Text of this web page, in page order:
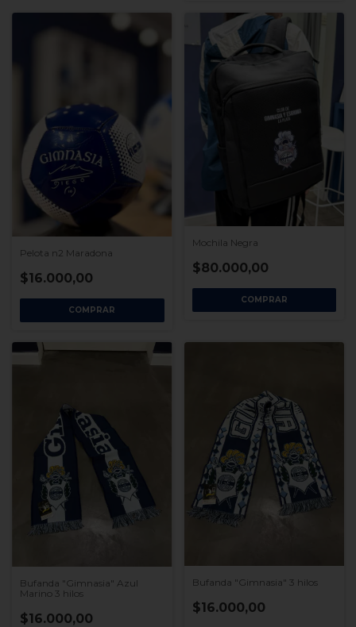
Pelota n2 Maradona
$16.000,00
Mochila Negra
$80.000,00
Bufanda "Gimnasia" Azul
Marino 3 hilos
$16.000,00
Bufanda "Gimnasia" 3 hilos
$16.000,00